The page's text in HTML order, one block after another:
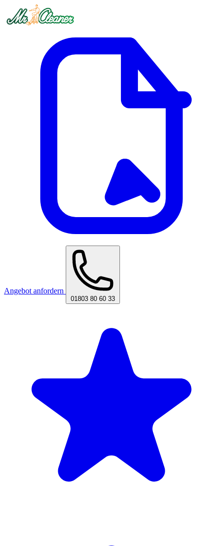
Angebot anfordern
01803 80 60 33